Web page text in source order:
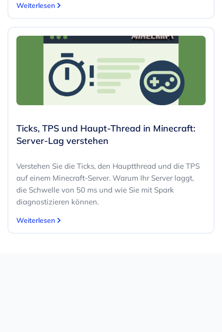
Weiterlesen
Ticks, TPS und Haupt-Thread in Minecraft:
Server-Lag verstehen
Verstehen Sie die Ticks, den Hauptthread und die TPS
auf einem Minecraft-Server. Warum Ihr Server laggt,
die Schwelle von 50 ms und wie Sie mit Spark
diagnostizieren können.
Weiterlesen